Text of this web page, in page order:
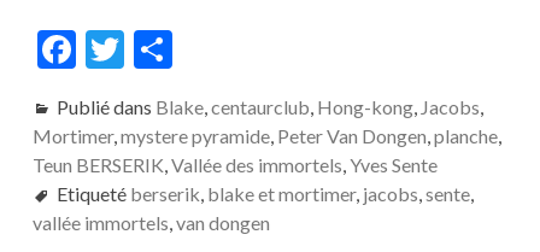
F
e
b
o
o
T
itt
er
P
ta
g
er
Publié dans Blake,centaurclub, Hong-kong, Jacobs,
Mortimer,mystere pyramide, Peter Van Dongen,planche,
Teun BERSERIK,Vallée des immortels,Yves Sente
Etiqueté berserik, blake et mortimer, jacobs,sente,
vallée immortels,van dongen